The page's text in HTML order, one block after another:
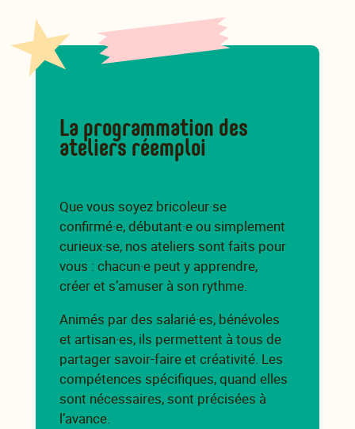
La programmation des
ateliers réemploi
Que vous soyez bricoleur·se
confirmé·e, débutant·e ou simplement
curieux·se, nos ateliers sont faits pour
vous : chacun·e peut y apprendre,
créer et s’amuser à son rythme.
Animés par des salarié·es, bénévoles
et artisan·es, ils permettent à tous de
partager savoir-faire et créativité. Les
compétences spécifiques, quand elles
sont nécessaires, sont précisées à
l’avance.